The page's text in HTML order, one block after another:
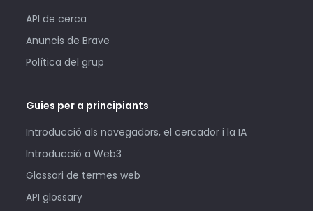
API de cerca
Anuncis de Brave
Política del grup
Guies per a principiants
Introducció als navegadors, el cercador i la IA
Introducció a Web3
Glossari de termes web
API glossary